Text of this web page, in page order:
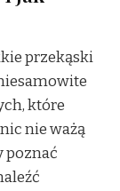
przekąski
które
nie ważą
poznać